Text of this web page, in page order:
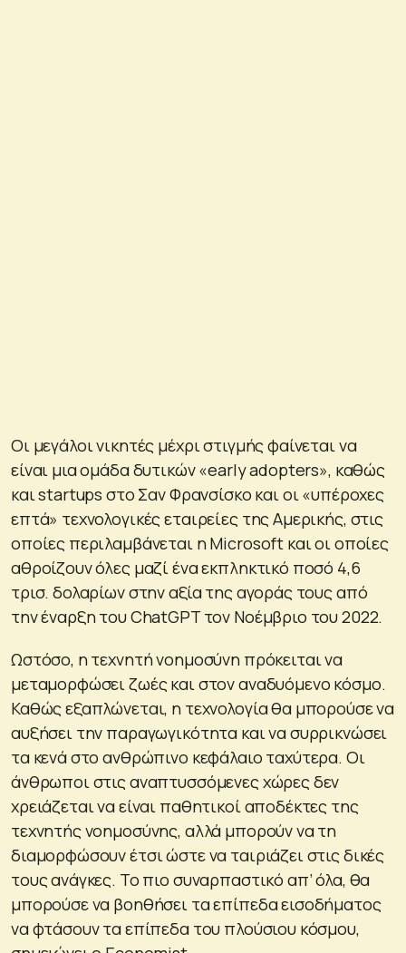
Οι μεγάλοι νικητές μέχρι στιγμής φαίνεται να
είναι μια ομάδα δυτικών «early adopters», καθώς
και startups στο Σαν Φρανσίσκο και οι «υπέροχες
επτά» τεχνολογικές εταιρείες της Αμερικής, στις
οποίες περιλαμβάνεται η Microsoft και οι οποίες
αθροίζουν όλες μαζί ένα εκπληκτικό ποσό 4,6
τρισ. δολαρίων στην αξία της αγοράς τους από
την έναρξη του ChatGPT τον Νοέμβριο του 2022.
Ωστόσο, η τεχνητή νοημοσύνη πρόκειται να
μεταμορφώσει ζωές και στον αναδυόμενο κόσμο.
Καθώς εξαπλώνεται, η τεχνολογία θα μπορούσε να
αυξήσει την παραγωγικότητα και να συρρικνώσει
τα κενά στο ανθρώπινο κεφάλαιο ταχύτερα. Οι
άνθρωποι στις αναπτυσσόμενες χώρες δεν
χρειάζεται να είναι παθητικοί αποδέκτες της
τεχνητής νοημοσύνης, αλλά μπορούν να τη
διαμορφώσουν έτσι ώστε να ταιριάζει στις δικές
τους ανάγκες. Το πιο συναρπαστικό απ’ όλα, θα
μπορούσε να βοηθήσει τα επίπεδα εισοδήματος
να φτάσουν τα επίπεδα του πλούσιου κόσμου,